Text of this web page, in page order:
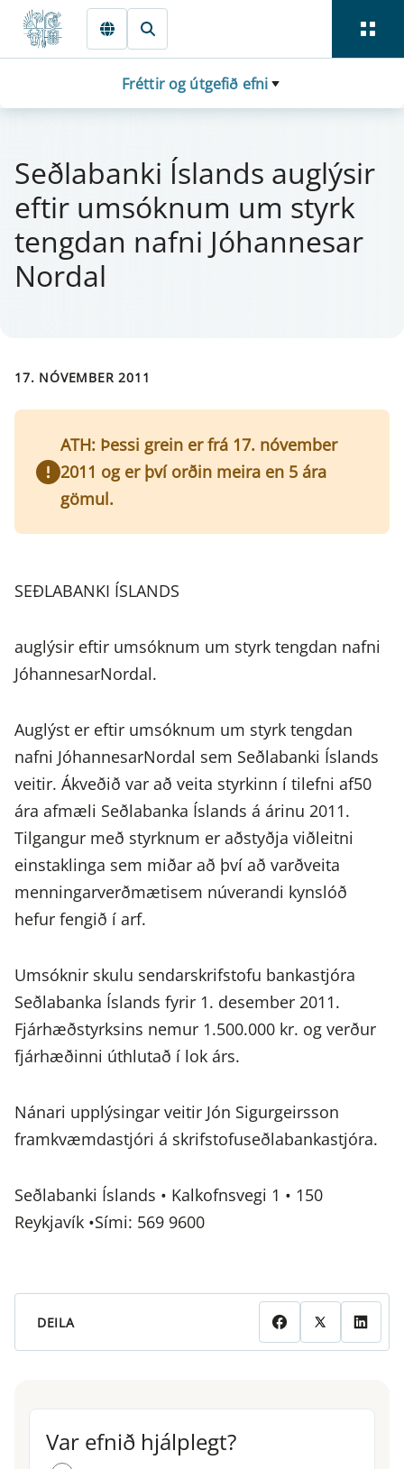
Fara beint í Meginmál
Fréttir og útgefið efni
Seðlaban­ki Íslands aug­lýs­ir
eft­ir um­sókn­um um styrk
tengd­an nafni Jó­hanne­s­ar
Nor­dal
17. NÓVEMBER 2011
ATH: Þessi grein er frá 17. nóvember
2011 og er því orðin meira en 5 ára
gömul.
SEÐLABANKI ÍSLANDS
auglýsir eftir umsóknum um styrk tengdan nafni
JóhannesarNordal.
Auglýst er eftir umsóknum um styrk tengdan
nafni JóhannesarNordal sem Seðlabanki Íslands
veitir. Ákveðið var að veita styrkinn í tilefni af50
ára afmæli Seðlabanka Íslands á árinu 2011.
Tilgangur með styrknum er aðstyðja viðleitni
einstaklinga sem miðar að því að varðveita
menningarverðmætisem núverandi kynslóð
hefur fengið í arf.
Umsóknir skulu sendarskrifstofu bankastjóra
Seðlabanka Íslands fyrir 1. desember 2011.
Fjárhæðstyrksins nemur 1.500.000 kr. og verður
fjárhæðinni úthlutað í lok árs.
Nánari upplýsingar veitir Jón Sigurgeirsson
framkvæmdastjóri á skrifstofuseðlabankastjóra.
Seðlabanki Íslands • Kalkofnsvegi 1 • 150
Reykjavík •Sími: 569 9600
DEILA
Var efnið hjálplegt?
Var efnið hjálplegt?